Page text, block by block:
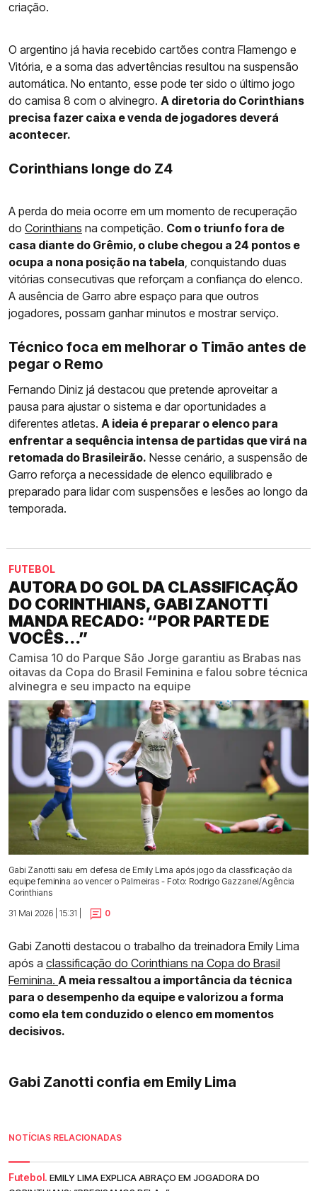
criação.
O argentino já havia recebido cartões contra Flamengo e
Vitória, e a soma das advertências resultou na suspensão
automática. No entanto, esse pode ter sido o último jogo
do camisa 8 com o alvinegro. A diretoria do Corinthians
precisa fazer caixa e venda de jogadores deverá
acontecer.
Corinthians longe do Z4
A perda do meia ocorre em um momento de recuperação
do Corinthians na competição. Com o triunfo fora de
casa diante do Grêmio, o clube chegou a 24 pontos e
ocupa a nona posição na tabela , conquistando duas
vitórias consecutivas que reforçam a confiança do elenco.
A ausência de Garro abre espaço para que outros
jogadores, possam ganhar minutos e mostrar serviço.
Técnico foca em melhorar o Timão antes de
pegar o Remo
Fernando Diniz já destacou que pretende aproveitar a
pausa para ajustar o sistema e dar oportunidades a
diferentes atletas. A ideia é preparar o elenco para
enfrentar a sequência intensa de partidas que virá na
retomada do Brasileirão. Nesse cenário, a suspensão de
Garro reforça a necessidade de elenco equilibrado e
preparado para lidar com suspensões e lesões ao longo da
temporada.
FUTEBOL
AUTORA DO GOL DA CLASSIFICAÇÃO
DO CORINTHIANS, GABI ZANOTTI
MANDA RECADO: “POR PARTE DE
VOCÊS...”
Camisa 10 do Parque São Jorge garantiu as Brabas nas
oitavas da Copa do Brasil Feminina e falou sobre técnica
alvinegra e seu impacto na equipe
Gabi Zanotti saiu em defesa de Emily Lima após jogo da classificação da
equipe feminina ao vencer o Palmeiras - Foto: Rodrigo Gazzanel/Agência
Corinthians
31 Mai 2026 | 15:31 |
0
Gabi Zanotti destacou o trabalho da treinadora Emily Lima
após a classificação do Corinthians na Copa do Brasil
Feminina. A meia ressaltou a importância da técnica
para o desempenho da equipe e valorizou a forma
como ela tem conduzido o elenco em momentos
decisivos.
Gabi Zanotti confia em Emily Lima
NOTÍCIAS RELACIONADAS
Futebol. EMILY LIMA EXPLICA ABRAÇO EM JOGADORA DO